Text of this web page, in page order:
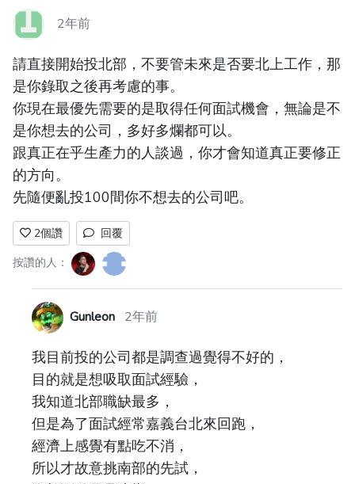
2年前
請直接開始投北部，不要管未來是否要北上工作，那
是你錄取之後再考慮的事。
你現在最優先需要的是取得任何面試機會，無論是不
是你想去的公司，多好多爛都可以。
跟真正在乎生產力的人談過，你才會知道真正要修正
的方向。
先隨便亂投100間你不想去的公司吧。
2個讚
回覆
按讚的人：
Gunleon 2年前
我目前投的公司都是調查過覺得不好的，
目的就是想吸取面試經驗，
我知道北部職缺最多，
但是為了面試經常嘉義台北來回跑，
經濟上感覺有點吃不消，
所以才故意挑南部的先試，